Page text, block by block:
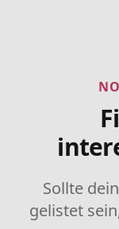
Sollte
gelistet